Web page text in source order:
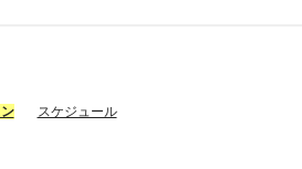
スケジュール